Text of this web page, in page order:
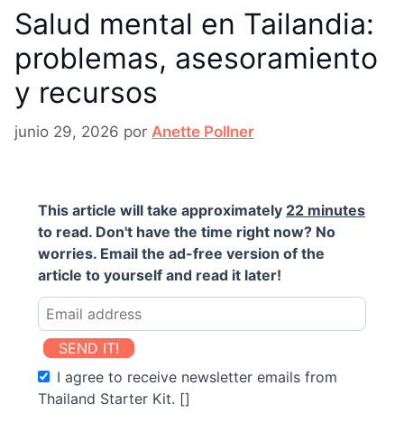
Salud mental en Tailandia:
problemas, asesoramiento
y recursos
junio 29, 2026 por Anette Pollner
This article will take approximately 22 minutes
to read. Don't have the time right now? No
worries. Email the ad-free version of the
article to yourself and read it later!
SEND IT!
I agree to receive newsletter emails from
Thailand Starter Kit. []